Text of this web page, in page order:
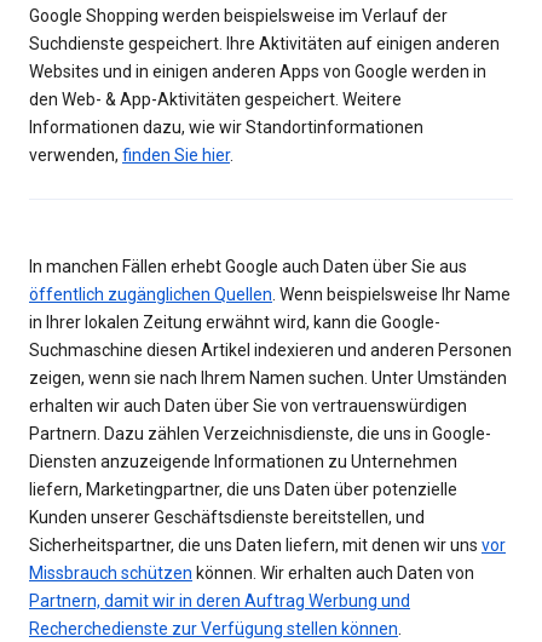
Google Shopping werden beispielsweise im Verlauf der
Suchdienste gespeichert. Ihre Aktivitäten auf einigen anderen
Websites und in einigen anderen Apps von Google werden in
den Web- & App-Aktivitäten gespeichert. Weitere
Informationen dazu, wie wir Standortinformationen
verwenden, finden Sie hier.
In manchen Fällen erhebt Google auch Daten über Sie aus
öffentlich zugänglichen Quellen . Wenn beispielsweise Ihr Name
in Ihrer lokalen Zeitung erwähnt wird, kann die Google-
Suchmaschine diesen Artikel indexieren und anderen Personen
zeigen, wenn sie nach Ihrem Namen suchen. Unter Umständen
erhalten wir auch Daten über Sie von vertrauenswürdigen
Partnern. Dazu zählen Verzeichnisdienste, die uns in Google-
Diensten anzuzeigende Informationen zu Unternehmen
liefern, Marketingpartner, die uns Daten über potenzielle
Kunden unserer Geschäftsdienste bereitstellen, und
Sicherheitspartner, die uns Daten liefern, mit denen wir uns vor
Missbrauch schützen können. Wir erhalten auch Daten von
Partnern, damit wir in deren Auftrag Werbung und
Recherchedienste zur Verfügung stellen können